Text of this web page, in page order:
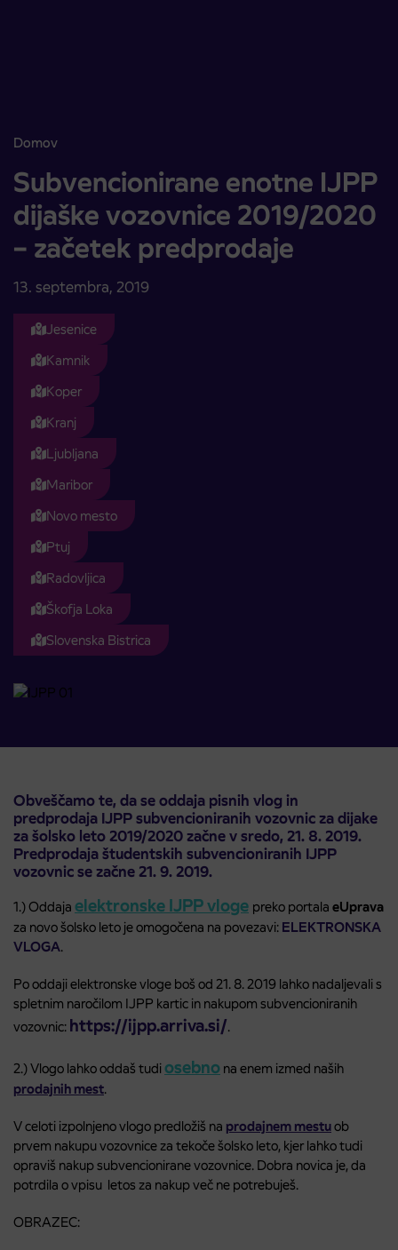
Domov
Subvencionirane enotne IJPP dijaške vozovnice 2019/2020 –
Subvencionirane enotne IJPP
dijaške vozovnice 2019/2020
– začetek predprodaje
13. septembra, 2019
Jesenice
Kamnik
Koper
Kranj
Ljubljana
Maribor
Novo mesto
Ptuj
Radovljica
Škofja Loka
Slovenska Bistrica
Obveščamo te, da se oddaja pisnih vlog in
predprodaja IJPP subvencioniranih vozovnic za dijake
za šolsko leto 2019/2020 začne v sredo, 21. 8. 2019.
Predprodaja študentskih subvencioniranih IJPP
vozovnic se začne 21. 9. 2019.
1.) Oddaja elektronske IJPP vloge preko portala eUprava
za novo šolsko leto je omogočena na povezavi: ELEKTRONSKA
VLOGA.
Po oddaji elektronske vloge boš od 21. 8. 2019 lahko nadaljevali s
spletnim naročilom IJPP kartic in nakupom subvencioniranih
vozovnic: https://ijpp.arriva.si/.
2.) Vlogo lahko oddaš tudiosebno na enem izmed naših
prodajnih mest.
V celoti izpolnjeno vlogo predložiš na prodajnem mestuob
prvem nakupu vozovnice za tekoče šolsko leto, kjer lahko tudi
opraviš nakup subvencionirane vozovnice. Dobra novica je, da
potrdila o vpisu letos za nakup več ne potrebuješ.
OBRAZEC: